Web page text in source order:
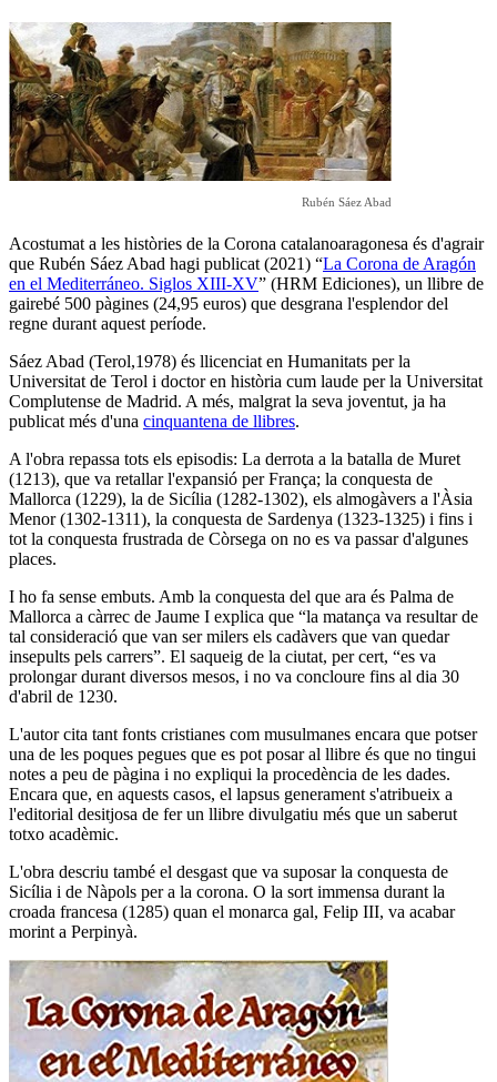
Rubén Sáez Abad
Acostumat a les històries de la Corona catalanoaragonesa és d'agrair
que Rubén Sáez Abad hagi publicat (2021) “La Corona de Aragón
en el Mediterráneo. Siglos XIII-XV” (HRM Ediciones), un llibre de
gairebé 500 pàgines (24,95 euros) que desgrana l'esplendor del
regne durant aquest període.
Sáez Abad (Terol,1978) és llicenciat en Humanitats per la
Universitat de Terol i doctor en història cum laude per la Universitat
Complutense de Madrid. A més, malgrat la seva joventut, ja ha
publicat més d'una cinquantena de llibres.
A l'obra repassa tots els episodis: La derrota a la batalla de Muret
(1213), que va retallar l'expansió per França; la conquesta de
Mallorca (1229), la de Sicília (1282-1302), els almogàvers a l'Àsia
Menor (1302-1311), la conquesta de Sardenya (1323-1325) i fins i
tot la conquesta frustrada de Còrsega on no es va passar d'algunes
places.
I ho fa sense embuts. Amb la conquesta del que ara és Palma de
Mallorca a càrrec de Jaume I explica que “la matança va resultar de
tal consideració que van ser milers els cadàvers que van quedar
insepults pels carrers”. El saqueig de la ciutat, per cert, “es va
prolongar durant diversos mesos, i no va concloure fins al dia 30
d'abril de 1230.
L'autor cita tant fonts cristianes com musulmanes encara que potser
una de les poques pegues que es pot posar al llibre és que no tingui
notes a peu de pàgina i no expliqui la procedència de les dades.
Encara que, en aquests casos, el lapsus generament s'atribueix a
l'editorial desitjosa de fer un llibre divulgatiu més que un saberut
totxo acadèmic.
L'obra descriu també el desgast que va suposar la conquesta de
Sicília i de Nàpols per a la corona. O la sort immensa durant la
croada francesa (1285) quan el monarca gal, Felip III, va acabar
morint a Perpinyà.